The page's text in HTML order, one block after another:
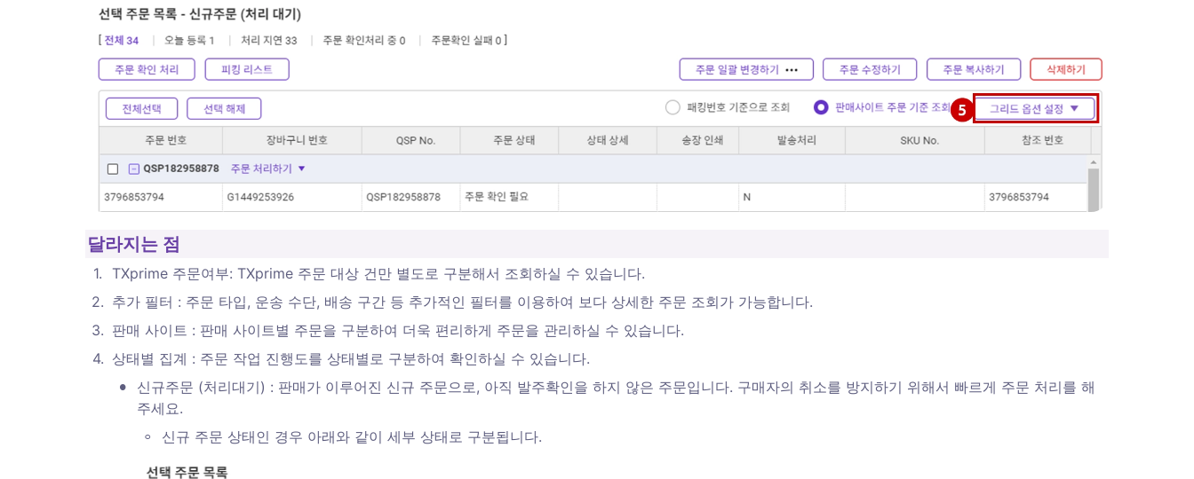
달라지는 점
1. TXprime 주문여부: TXprime 주문 대상 건만 별도로 구분해서 조회하실 수 있습니다.
2. 추가 필터 : 주문 타입, 운송 수단, 배송 구간 등 추가적인 필터를 이용하여 보다 상세한 주문 조회가 가능합니다.
3. 판매 사이트 : 판매 사이트별 주문을 구분하여 더욱 편리하게 주문을 관리하실 수 있습니다.
4. 상태별 집계 : 주문 작업 진행도를 상태별로 구분하여 확인하실 수 있습니다.
•
신규주문 (처리대기) : 판매가 이루어진 신규 주문으로, 아직 발주확인을 하지 않은 주문입니다. 구매자의 취소를 방지하기 위해서 빠르게 주문 처리를 해
주세요.
◦ 신규 주문 상태인 경우 아래와 같이 세부 상태로 구분됩니다.